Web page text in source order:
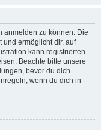
anmelden zu können. Die
und ermöglicht dir, auf
kann registrierten
Beachte bitte unsere
bevor du dich
wenn du dich in